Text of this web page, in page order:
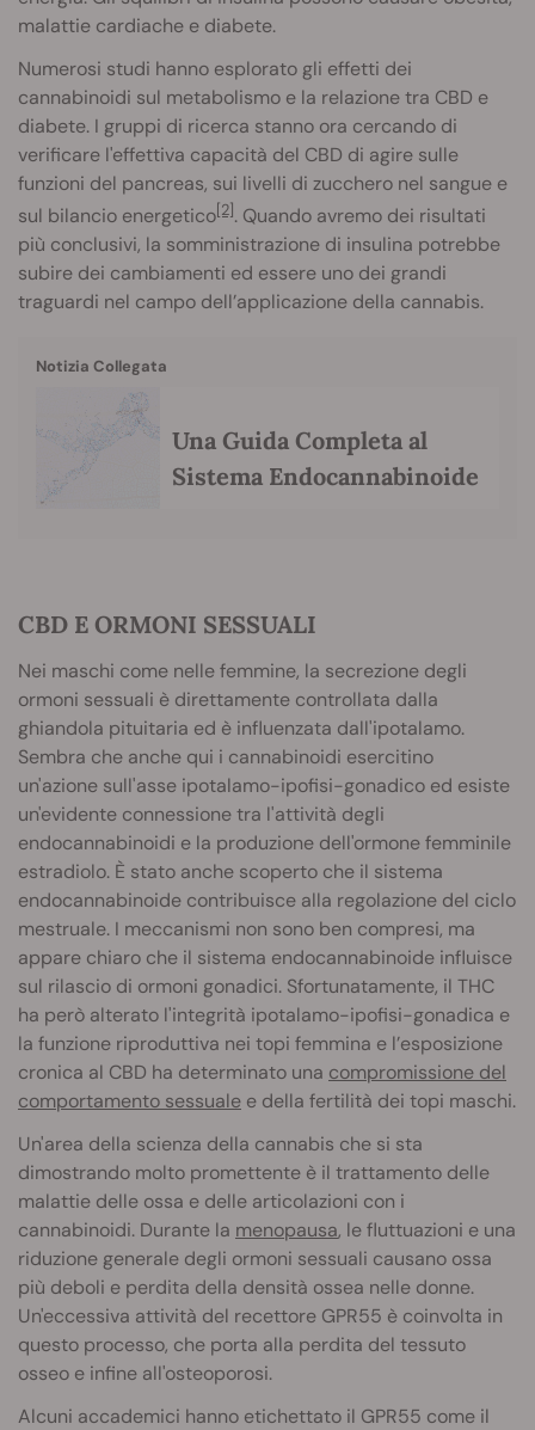
malattie cardiache e diabete.
Numerosi studi hanno esplorato gli effetti dei
cannabinoidi sul metabolismo e la relazione tra CBD e
diabete. I gruppi di ricerca stanno ora cercando di
verificare l'effettiva capacità del CBD di agire sulle
funzioni del pancreas, sui livelli di zucchero nel sangue e
sul bilancio energetico[2]. Quando avremo dei risultati
più conclusivi, la somministrazione di insulina potrebbe
subire dei cambiamenti ed essere uno dei grandi
traguardi nel campo dell’applicazione della cannabis.
Notizia Collegata
Una Guida Completa al
Sistema Endocannabinoide
CBD E ORMONI SESSUALI
Nei maschi come nelle femmine, la secrezione degli
ormoni sessuali è direttamente controllata dalla
ghiandola pituitaria ed è influenzata dall'ipotalamo.
Sembra che anche qui i cannabinoidi esercitino
un'azione sull'asse ipotalamo-ipofisi-gonadico ed esiste
un'evidente connessione tra l'attività degli
endocannabinoidi e la produzione dell'ormone femminile
estradiolo. È stato anche scoperto che il sistema
endocannabinoide contribuisce alla regolazione del ciclo
mestruale. I meccanismi non sono ben compresi, ma
appare chiaro che il sistema endocannabinoide influisce
sul rilascio di ormoni gonadici. Sfortunatamente, il THC
ha però alterato l'integrità ipotalamo-ipofisi-gonadica e
la funzione riproduttiva nei topi femmina e l’esposizione
cronica al CBD ha determinato una compromissione del
comportamento sessuale e della fertilità dei topi maschi.
Un'area della scienza della cannabis che si sta
dimostrando molto promettente è il trattamento delle
malattie delle ossa e delle articolazioni con i
cannabinoidi. Durante la menopausa, le fluttuazioni e una
riduzione generale degli ormoni sessuali causano ossa
più deboli e perdita della densità ossea nelle donne.
Un'eccessiva attività del recettore GPR55 è coinvolta in
questo processo, che porta alla perdita del tessuto
osseo e infine all'osteoporosi.
Alcuni accademici hanno etichettato il GPR55 come il